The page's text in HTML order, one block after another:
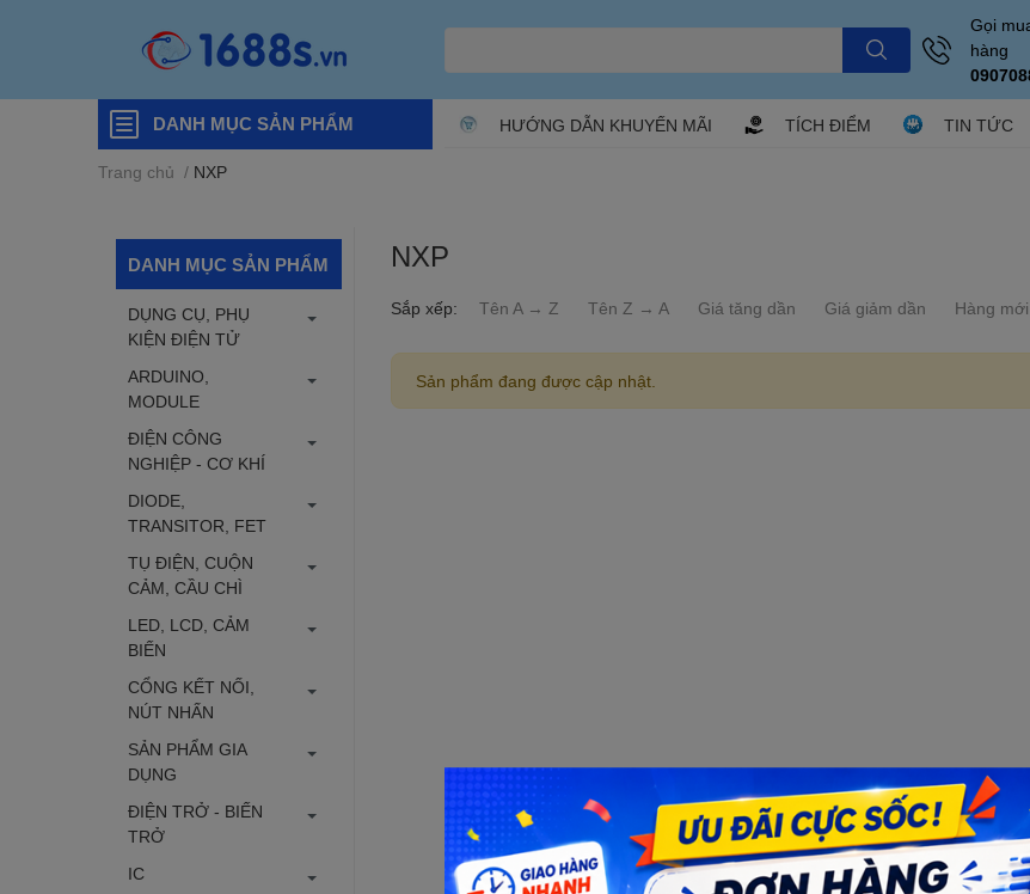
Gọi
hàng
DANH MỤC SẢN PHẨM HƯỚNG DẪN KHUYẾN MÃI TÍCH ĐIỂM TIN TỨC
Trang chủ / NXP
DANH MỤC SẢN PHẨM
DỤNG CỤ, PHỤ
KIỆN ĐIỆN TỬ
ARDUINO,
MODULE
ĐIỆN CÔNG
NGHIỆP - CƠ KHÍ
DIODE,
TRANSITOR, FET
TỤ ĐIỆN, CUỘN
CẢM, CẦU CHÌ
LED, LCD, CẢM
BIẾN
CỔNG KẾT NỐI,
NÚT NHẤN
SẢN PHẨM GIA
DỤNG
ĐIỆN TRỞ - BIẾN
TRỞ
IC
NXP
Sắp xếp: Tên A → Z Tên Z → A Giá tăng dần Giá giảm dần Hàng mới
Sản phẩm đang được cập nhật.